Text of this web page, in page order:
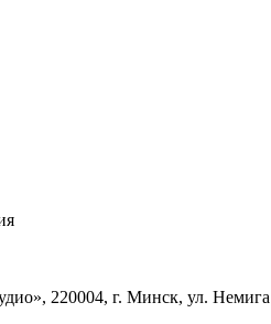
220004, г. Минск, ул.